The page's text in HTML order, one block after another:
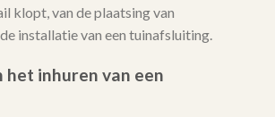
klopt, van de plaatsing van
installatie van een tuinafsluiting.
het inhuren van een